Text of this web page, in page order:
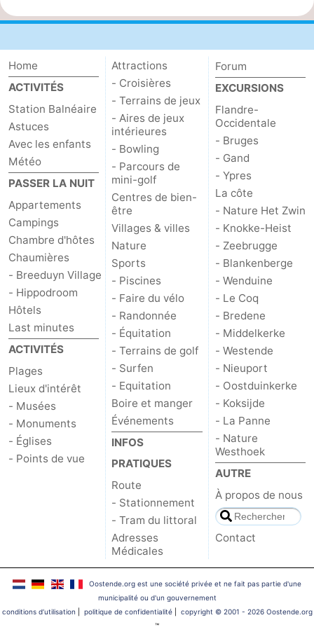
Home
ACTIVITÉS
Station Balnéaire
Astuces
Avec les enfants
Météo
PASSER LA NUIT
Appartements
Campings
Chambre d'hôtes
Chaumières
- Breeduyn Village
- Hippodroom
Hôtels
Last minutes
ACTIVITÉS
Plages
Lieux d'intérêt
- Musées
- Monuments
- Églises
- Points de vue
Attractions
- Croisières
- Terrains de jeux
- Aires de jeux
intérieures
- Bowling
- Parcours de
mini-golf
Centres de bien-
être
Villages & villes
Nature
Sports
- Piscines
- Faire du vélo
- Randonnée
- Équitation
- Terrains de golf
- Surfen
- Equitation
Boire et manger
Événements
INFOS
PRATIQUES
Route
- Stationnement
- Tram du littoral
Adresses
Médicales
Forum
EXCURSIONS
Flandre-
Occidentale
- Bruges
- Gand
- Ypres
La côte
- Nature Het Zwin
- Knokke-Heist
- Zeebrugge
- Blankenberge
- Wenduine
- Le Coq
- Bredene
- Middelkerke
- Westende
- Nieuport
- Oostduinkerke
- Koksijde
- La Panne
- Nature
Westhoek
AUTRE
À propos de nous
Contact
Oostende.org est une société privée et ne fait pas partie d'une
municipalité ou d'un gouvernement
conditions d‘utilisation
politique de confidentialité| copyright © 2001 - 2026 Oostende.org
™